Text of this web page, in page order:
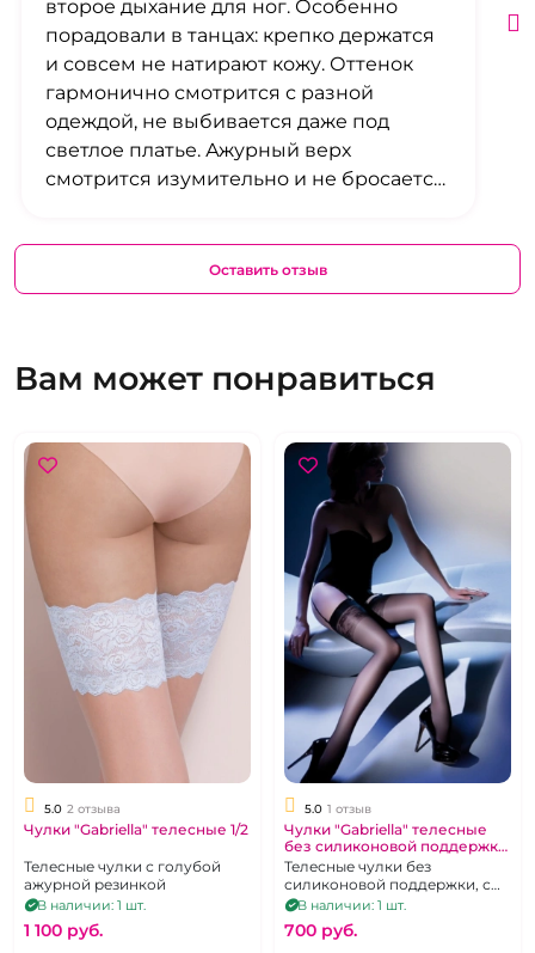
второе дыхание для ног. Особенно
порадовали в танцах: крепко держатся
и совсем не натирают кожу. Оттенок
гармонично смотрится с разной
одеждой, не выбивается даже под
светлое платье. Ажурный верх
смотрится изумительно и не бросается
Оставить отзыв
Вам может понравиться
5.0 2 отзыва
Чулки "Gabriella" телесные 1/2
Телесные чулки с голубой
ажурной резинкой
В наличии: 1 шт.
1 100 pуб.
5.0 1 отзыв
Чулки "Gabriella" телесные
без силиконовой поддержки
р.1-2
Телесные чулки без
силиконовой поддержки, с
цветочным узором
В наличии: 1 шт.
700 pуб.